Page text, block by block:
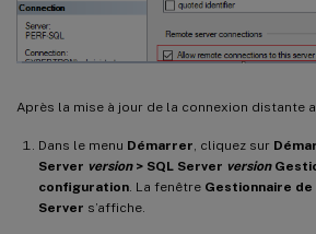
Après la mise à jour de la connexion distante
Dans le menu Démarrer , cliquez sur
Server version> SQL Server version
configuration . La fenêtre Gestionnaire
Server s’affiche.